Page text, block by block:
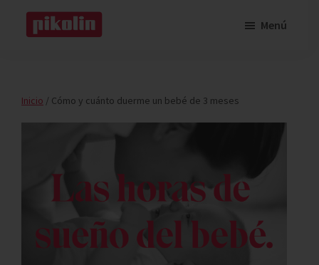
Saltar
Saltar
lateral
Menú
Inicio / Cómo y cuánto duerme un bebé de 3 meses